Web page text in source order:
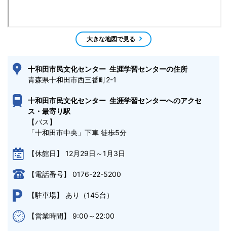
大きな地図で見る
十和田市民文化センター 生涯学習センターの住所
青森県十和田市西三番町2-1
十和田市民文化センター 生涯学習センターへのアクセ
ス・最寄り駅
【バス】
「十和田市中央」下車 徒歩5分
【休館日】 12月29日～1月3日
【電話番号】 0176-22-5200
【駐車場】 あり（145台）
【営業時間】 9:00～22:00